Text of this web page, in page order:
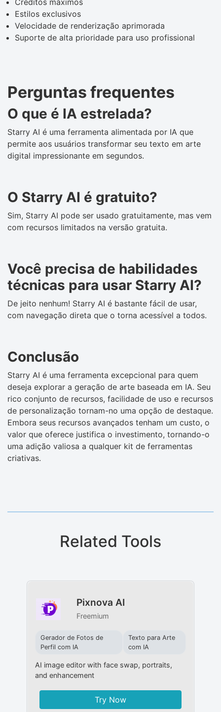
Créditos máximos
Estilos exclusivos
Velocidade de renderização aprimorada
Suporte de alta prioridade para uso profissional
Perguntas frequentes
O que é IA estrelada?
Starry AI é uma ferramenta alimentada por IA que
permite aos usuários transformar seu texto em arte
digital impressionante em segundos.
O Starry AI é gratuito?
Sim, Starry AI pode ser usado gratuitamente, mas vem
com recursos limitados na versão gratuita.
Você precisa de habilidades
técnicas para usar Starry AI?
De jeito nenhum! Starry AI é bastante fácil de usar,
com navegação direta que o torna acessível a todos.
Conclusão
Starry AI é uma ferramenta excepcional para quem
deseja explorar a geração de arte baseada em IA. Seu
rico conjunto de recursos, facilidade de uso e recursos
de personalização tornam-no uma opção de destaque.
Embora seus recursos avançados tenham um custo, o
valor que oferece justifica o investimento, tornando-o
uma adição valiosa a qualquer kit de ferramentas
criativas.
Related Tools
Pixnova AI
Freemium
Gerador de Fotos de
Perfil com IA
Texto para Arte
com IA
AI image editor with face swap, portraits,
and enhancement
Try Now